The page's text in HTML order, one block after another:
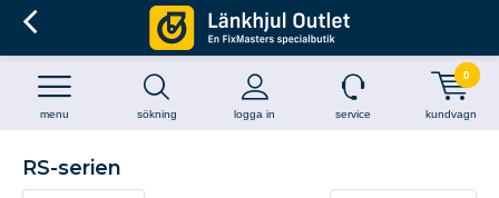
sökning logga in
menu service kundvagn
0
RS-serien